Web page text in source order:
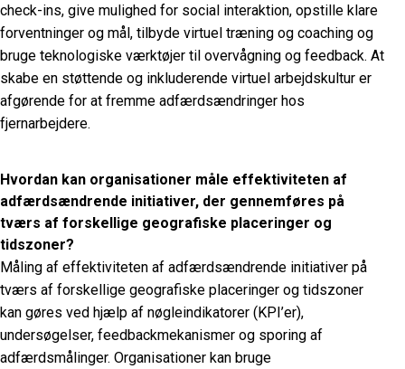
check-ins, give mulighed for social interaktion, opstille klare
forventninger og mål, tilbyde virtuel træning og coaching og
bruge teknologiske værktøjer til overvågning og feedback. At
skabe en støttende og inkluderende virtuel arbejdskultur er
afgørende for at fremme adfærdsændringer hos
fjernarbejdere.
Hvordan kan organisationer måle effektiviteten af
adfærdsændrende initiativer, der gennemføres på
tværs af forskellige geografiske placeringer og
tidszoner?
Måling af effektiviteten af adfærdsændrende initiativer på
tværs af forskellige geografiske placeringer og tidszoner
kan gøres ved hjælp af nøgleindikatorer (KPI’er),
undersøgelser, feedbackmekanismer og sporing af
adfærdsmålinger. Organisationer kan bruge